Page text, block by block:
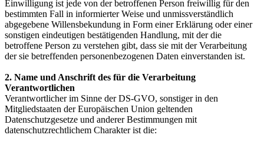
Einwilligung ist jede von der betroffenen Person freiwillig für den
bestimmten Fall in informierter Weise und unmissverständlich
abgegebene Willensbekundung in Form einer Erklärung oder einer
sonstigen eindeutigen bestätigenden Handlung, mit der die
betroffene Person zu verstehen gibt, dass sie mit der Verarbeitung
der sie betreffenden personenbezogenen Daten einverstanden ist.
2. Name und Anschrift des für die Verarbeitung
Verantwortlichen
Verantwortlicher im Sinne der DS-GVO, sonstiger in den
Mitgliedstaaten der Europäischen Union geltenden
Datenschutzgesetze und anderer Bestimmungen mit
datenschutzrechtlichem Charakter ist die: